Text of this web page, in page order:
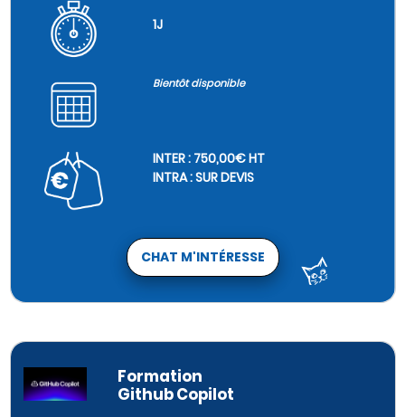
1J
Bientôt disponible
INTER : 750,00€ HT
INTRA : SUR DEVIS
CHAT M'INTÉRESSE
Formation
Github Copilot